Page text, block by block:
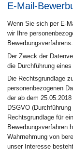
E-Mail-
Wenn Sie sich per E-
wir Ihre
Bewerbungsverfahrens.
Der Zweck der
die Durchführung
Die Rechtsgrundlage
personenbezogenen
der ab dem
DSGVO
Rechtsgrundlage für
Bewerbungsverfahren
Wahrnehmung von
unser Interesse